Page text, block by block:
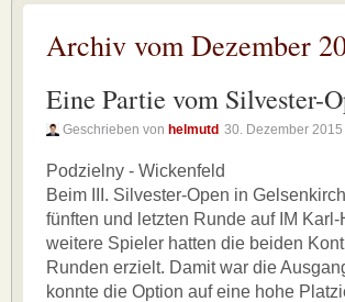
Archiv vom Dezember
Eine Partie vom Silvester-
Geschrieben von helmutd 30. Dezember 2015
Podzielny - Wickenfeld
Beim III. Silvester-Open in
fünften und letzten Runde auf IM
weitere Spieler hatten die beiden
Runden erzielt. Damit war die
konnte die Option auf eine hohe